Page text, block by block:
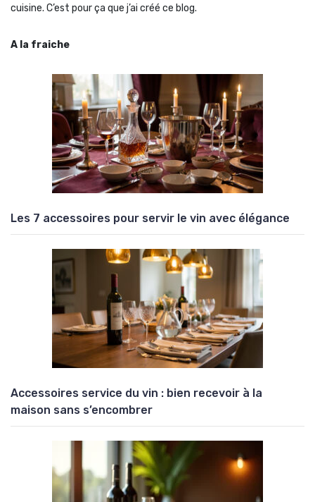
cuisine. C’est pour ça que j’ai créé ce blog.
A la fraiche
Les 7 accessoires pour servir le vin avec élégance
Accessoires service du vin : bien recevoir à la
maison sans s’encombrer